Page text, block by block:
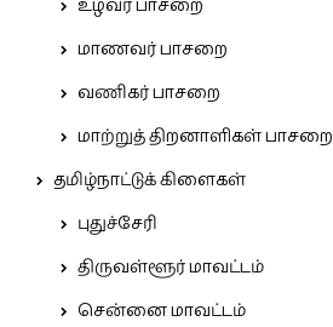
உழவர் பாசறை
மாணவர் பாசறை
வணிகர் பாசறை
மாற்றுத் திறனாளிகள் பாசறை
தமிழ்நாட்டுக் கிளைகள்
புதுச்சேரி
திருவள்ளூர் மாவட்டம்
சென்னை மாவட்டம்